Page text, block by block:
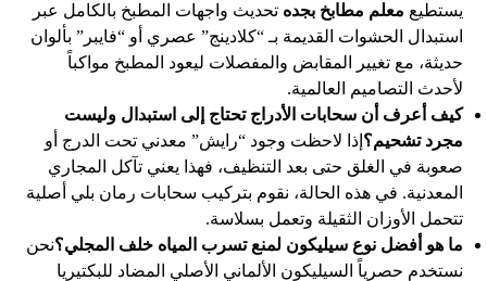
يستطيع معلم مطابخ بجده تحديث واجهات المطبخ بالكامل عبر
استبدال الحشوات القديمة بـ “كلادينج” عصري أو “فايبر” بألوان
حديثة، مع تغيير المقابض والمفصلات ليعود المطبخ مواكباً
لأحدث التصاميم العالمية.
كيف أعرف أن سحابات الأدراج تحتاج إلى استبدال وليست
مجرد تشحيم؟ إذا لاحظت وجود “رايش” معدني تحت الدرج أو
صعوبة في الغلق حتى بعد التنظيف، فهذا يعني تآكل المجاري
المعدنية. في هذه الحالة، نقوم بتركيب سحابات رمان بلي أصلية
تتحمل الأوزان الثقيلة وتعمل بسلاسة.
ما هو أفضل نوع سيليكون لمنع تسرب المياه خلف المجلي؟نحن
نستخدم حصرياً السيليكون الألماني الأصلي المضاد للبكتيريا